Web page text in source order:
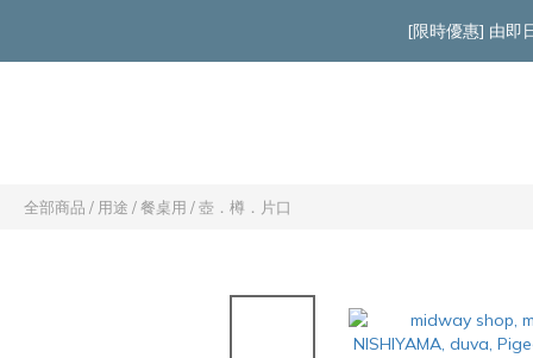
[限時優惠] 由即
全部商品 / 用途 / 餐桌用 /壺．樽．片口